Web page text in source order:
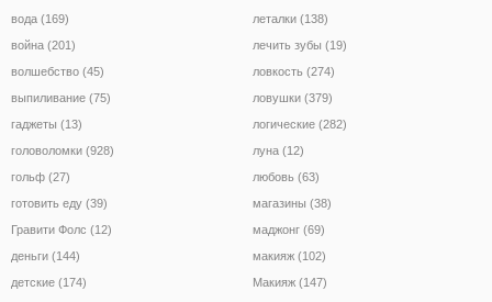
вода (169)
война (201)
волшебство (45)
выпиливание (75)
гаджеты (13)
головоломки (928)
гольф (27)
готовить еду (39)
Гравити Фолс (12)
деньги (144)
детские (174)
леталки (138)
лечить зубы (19)
ловкость (274)
ловушки (379)
логические (282)
луна (12)
любовь (63)
магазины (38)
маджонг (69)
макияж (102)
Макияж (147)